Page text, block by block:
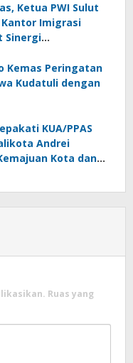
Ketua PWI Sulut
Imigrasi
Sinergi
Kemas Peringatan
Kudatuli dengan
KUA/PPAS
Andrei
Kota dan
Ruas yang